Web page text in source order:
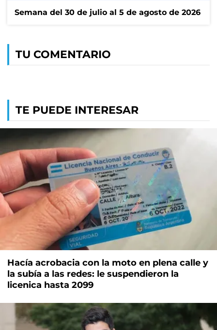
Semana del 30 de julio al 5 de agosto de 2026
TU COMENTARIO
TE PUEDE INTERESAR
Hacía acrobacia con la moto en plena calle y
la subía a las redes: le suspendieron la
licenica hasta 2099